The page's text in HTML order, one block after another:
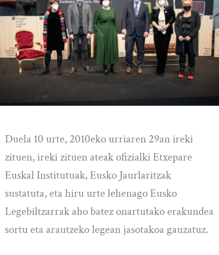
Duela 10 urte, 2010eko urriaren 29an ireki
zituen, ireki zituen ateak ofizialki Etxepare
Euskal Institutuak, Eusko Jaurlaritzak
sustatuta, eta hiru urte lehenago Eusko
Legebiltzarrak aho batez onartutako erakundea
sortu eta arautzeko legean jasotakoa gauzatuz.